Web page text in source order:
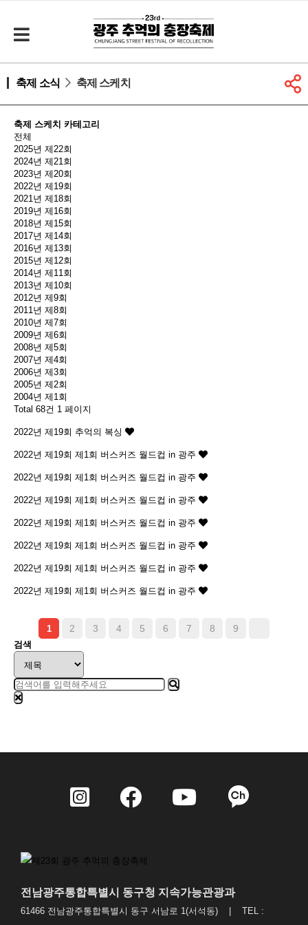
축제 소식 축제 스케치
축제 스케치 카테고리
전체
2025년 제22회
2024년 제21회
2023년 제20회
2022년 제19회
2021년 제18회
2019년 제16회
2018년 제15회
2017년 제14회
2016년 제13회
2015년 제12회
2014년 제11회
2013년 제10회
2012년 제9회
2011년 제8회
2010년 제7회
2009년 제6회
2008년 제5회
2007년 제4회
2006년 제3회
2005년 제2회
2004년 제1회
Total 68건 1 페이지
2022년 제19회 추억의 복싱
2022년 제19회 제1회 버스커즈 월드컵 in 광주
2022년 제19회 제1회 버스커즈 월드컵 in 광주
2022년 제19회 제1회 버스커즈 월드컵 in 광주
2022년 제19회 제1회 버스커즈 월드컵 in 광주
2022년 제19회 제1회 버스커즈 월드컵 in 광주
2022년 제19회 제1회 버스커즈 월드컵 in 광주
2022년 제19회 제1회 버스커즈 월드컵 in 광주
1 2 3 4 5 6 7 8 9
검색
전남광주통합특별시 동구청 지속가능관광과
61466 전남광주통합특별시 동구 서남로 1(서석동) | TEL :